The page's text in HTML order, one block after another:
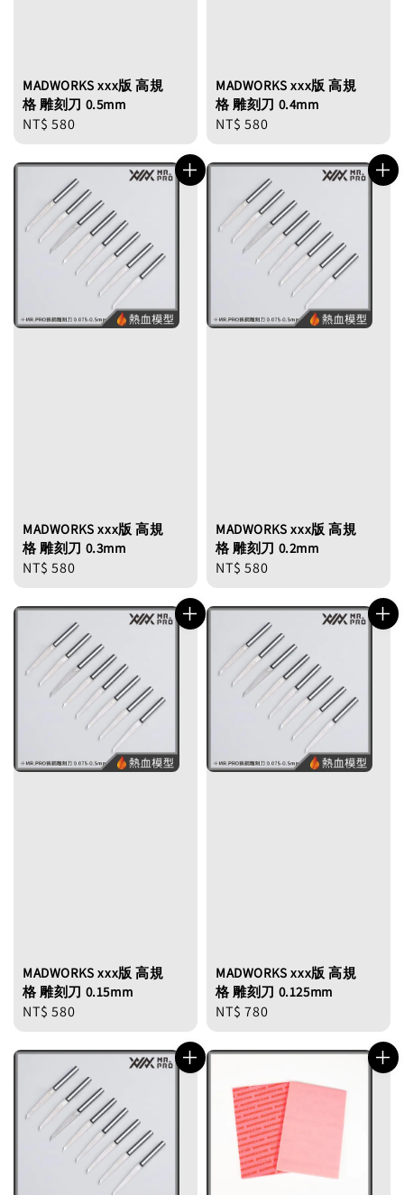
MADWORKS xxx版 高規
格 雕刻刀 0.5mm
Regular
NT$ 580
MADWORKS xxx版 高規
格 雕刻刀 0.4mm
Regular
NT$ 580
MADWORKS xxx版 高規
格 雕刻刀 0.3mm
Regular
NT$ 580
MADWORKS xxx版 高規
格 雕刻刀 0.2mm
Regular
NT$ 580
MADWORKS xxx版 高規
格 雕刻刀 0.15mm
Regular
NT$ 580
MADWORKS xxx版 高規
格 雕刻刀 0.125mm
Regular
NT$ 780